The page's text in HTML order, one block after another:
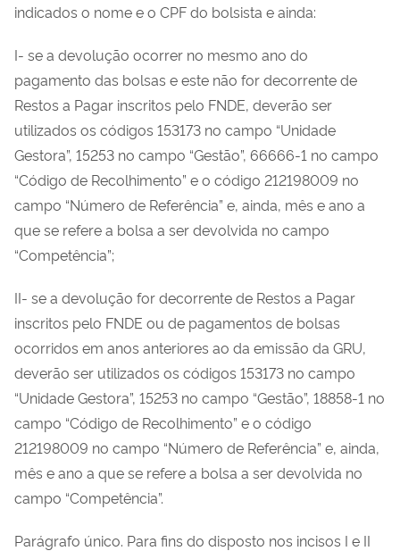
indicados o nome e o CPF do bolsista e ainda:
I- se a devolução ocorrer no mesmo ano do
pagamento das bolsas e este não for decorrente de
Restos a Pagar inscritos pelo FNDE, deverão ser
utilizados os códigos 153173 no campo “Unidade
Gestora”, 15253 no campo “Gestão”, 66666-1 no campo
“Código de Recolhimento” e o código 212198009 no
campo “Número de Referência” e, ainda, mês e ano a
que se refere a bolsa a ser devolvida no campo
“Competência”;
II- se a devolução for decorrente de Restos a Pagar
inscritos pelo FNDE ou de pagamentos de bolsas
ocorridos em anos anteriores ao da emissão da GRU,
deverão ser utilizados os códigos 153173 no campo
“Unidade Gestora”, 15253 no campo “Gestão”, 18858-1 no
campo “Código de Recolhimento” e o código
212198009 no campo “Número de Referência” e, ainda,
mês e ano a que se refere a bolsa a ser devolvida no
campo “Competência”.
Parágrafo único. Para fins do disposto nos incisos I e II